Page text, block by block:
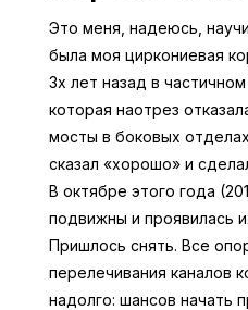
Это меня, надеюсь,
была моя циркониевая
3х лет назад в
которая наотрез
мосты в боковых
сказал «хорошо» и
В октябре этого года
подвижны и проявилась
Пришлось снять. Все
перелечивания каналов
надолго: шансов начать